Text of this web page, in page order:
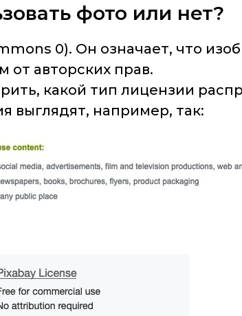
фото или нет?
0). Он означает, что
от авторских прав.
какой тип лицензии
выглядят, например, так: